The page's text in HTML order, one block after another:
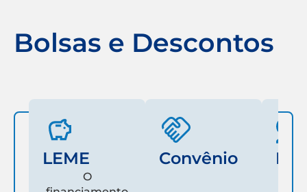
Bolsas e Descontos
LEME
O
Convênio